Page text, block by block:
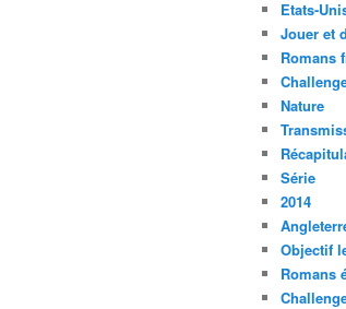
Etats-
Jouer et
Romans
Nature
Série
2014
Objectif
Romans